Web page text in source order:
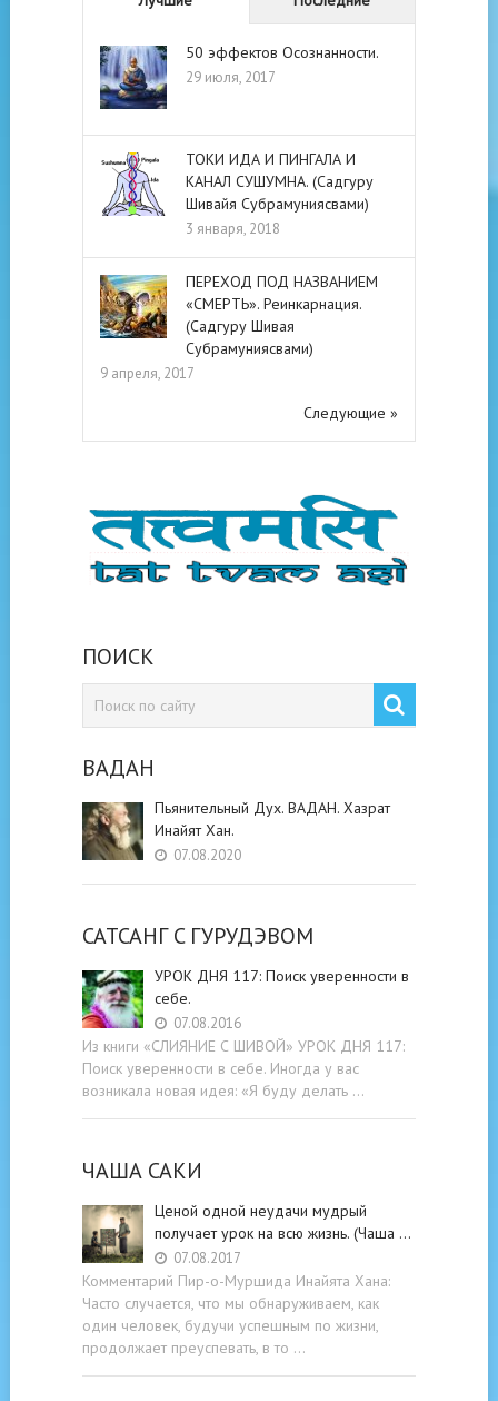
50 эффектов Осознанности.
29 июля, 2017
ТОКИ ИДА И ПИНГАЛА И
КАНАЛ СУШУМНА. (Садгуру
Шивайя Субрамуниясвами)
3 января, 2018
ПЕРЕХОД ПОД НАЗВАНИЕМ
«СМЕРТЬ». Реинкарнация.
(Садгуру Шивая
Субрамуниясвами)
9 апреля, 2017
Следующие »
ПОИСК
ВАДАН
Пьянительный Дух. ВАДАН. Хазрат
Инайят Хан.
07.08.2020
САТСАНГ C ГУРУДЭВОМ
УРОК ДНЯ 117: Поиск уверенности в
себе.
07.08.2016
Из книги «СЛИЯНИЕ С ШИВОЙ» УРОК ДНЯ 117:
Поиск уверенности в себе. Иногда у вас
возникала новая идея: «Я буду делать …
ЧАША САКИ
Ценой одной неудачи мудрый
получает урок на всю жизнь. (Чаша …
07.08.2017
Комментарий Пир-о-Муршида Инайята Хана:
Часто случается, что мы обнаруживаем, как
один человек, будучи успешным по жизни,
продолжает преуспевать, в то …